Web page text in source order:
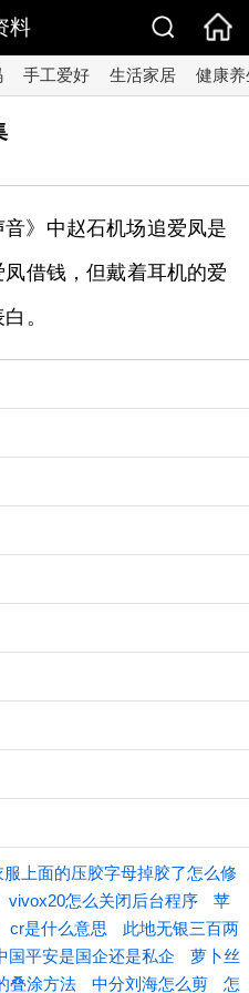
料
手工爱好 生活家居 健康养
》中赵石机场追爱凤是
借钱，但戴着耳机的爱
。
服上面的压胶字母掉胶了怎么修
vivox20怎么关闭后台程序
苹
cr是什么意思
此地无银三百两
国平安是国企还是私企
萝卜丝
叠涂方法 中分刘海怎么剪 怎